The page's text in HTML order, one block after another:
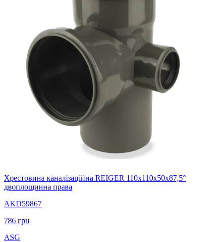
Хрестовина каналізаційна REIGER 110х110х50х87,5°
двоплощинна права
AKD59867
786 грн
ASG